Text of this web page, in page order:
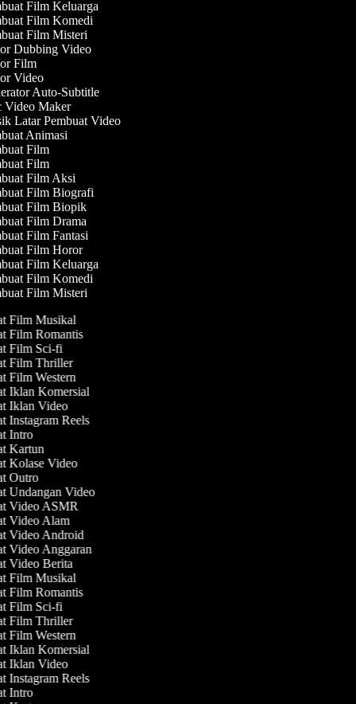
Film Keluarga
Film Komedi
Film Misteri
Dubbing Video
Film
Video
Auto-Subtitle
Maker
Latar Pembuat Video
Animasi
Film
Film
Film Aksi
Film Biografi
Film Biopik
Film Drama
Film Fantasi
Film Horor
Film Keluarga
Film Komedi
Film Misteri
Film Musikal
Film Romantis
Film Sci-fi
Film Thriller
Film Western
Iklan Komersial
Iklan Video
Instagram Reels
Intro
Kartun
Kolase Video
Outro
Undangan Video
Video ASMR
Video Alam
Video Android
Video Anggaran
Video Berita
Film Musikal
Film Romantis
Film Sci-fi
Film Thriller
Film Western
Iklan Komersial
Iklan Video
Instagram Reels
Intro